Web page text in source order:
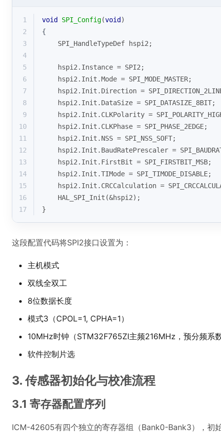
1 void SPI_Config(void )
2
{
3
    SPI_HandleTypeDef hspi2;
4
5
    hspi2.Instance = SPI2;
6
    hspi2.Init.Mode = SPI_MODE_MASTER;
7
hspi2.Init.Direction =
8
    hspi2.Init.DataSize = SPI_DATASIZE_8BIT;
9
hspi2.Init.CLKPolarity =
10
    hspi2.Init.CLKPhase = SPI_PHASE_2EDGE;
11
    hspi2.Init.NSS = SPI_NSS_SOFT;
12
hspi2.Init.BaudRatePrescaler =
13
    hspi2.Init.FirstBit = SPI_FIRSTBIT_MSB;
14
    hspi2.Init.TIMode = SPI_TIMODE_DISABLE;
15
hspi2.Init.CRCCalculation =
16
    HAL_SPI_Init(&hspi2);
17
}
这段配置代码将SPI2接口设置为：
主机模式
双线全双工
8位数据长度
模式3（CPOL=1, CPHA=1）
10MHz时钟（STM32F765ZI主频216MHz，预分频系
软件控制片选
3. 传感器初始化与校准流程
3.1 寄存器配置序列
ICM-42605有四个独立的寄存器组（Bank0-Bank3），初